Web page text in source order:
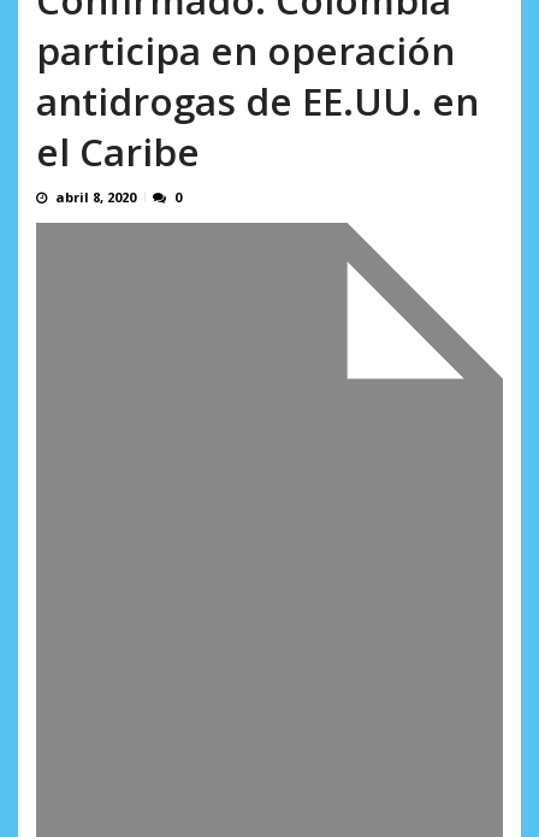
participa en operación
antidrogas de EE.UU. en
el Caribe
abril 8, 2020 0